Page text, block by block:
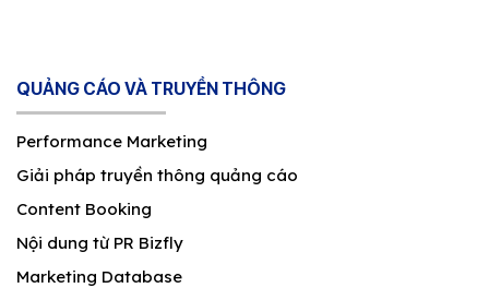
QUẢNG CÁO VÀ TRUYỀN THÔNG
Performance Marketing
Giải pháp truyền thông quảng cáo
Content Booking
Nội dung từ PR Bizfly
Marketing Database